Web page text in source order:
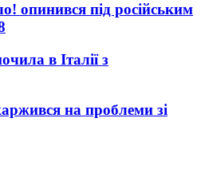
опинився під російським
в Італії з
на проблеми зі